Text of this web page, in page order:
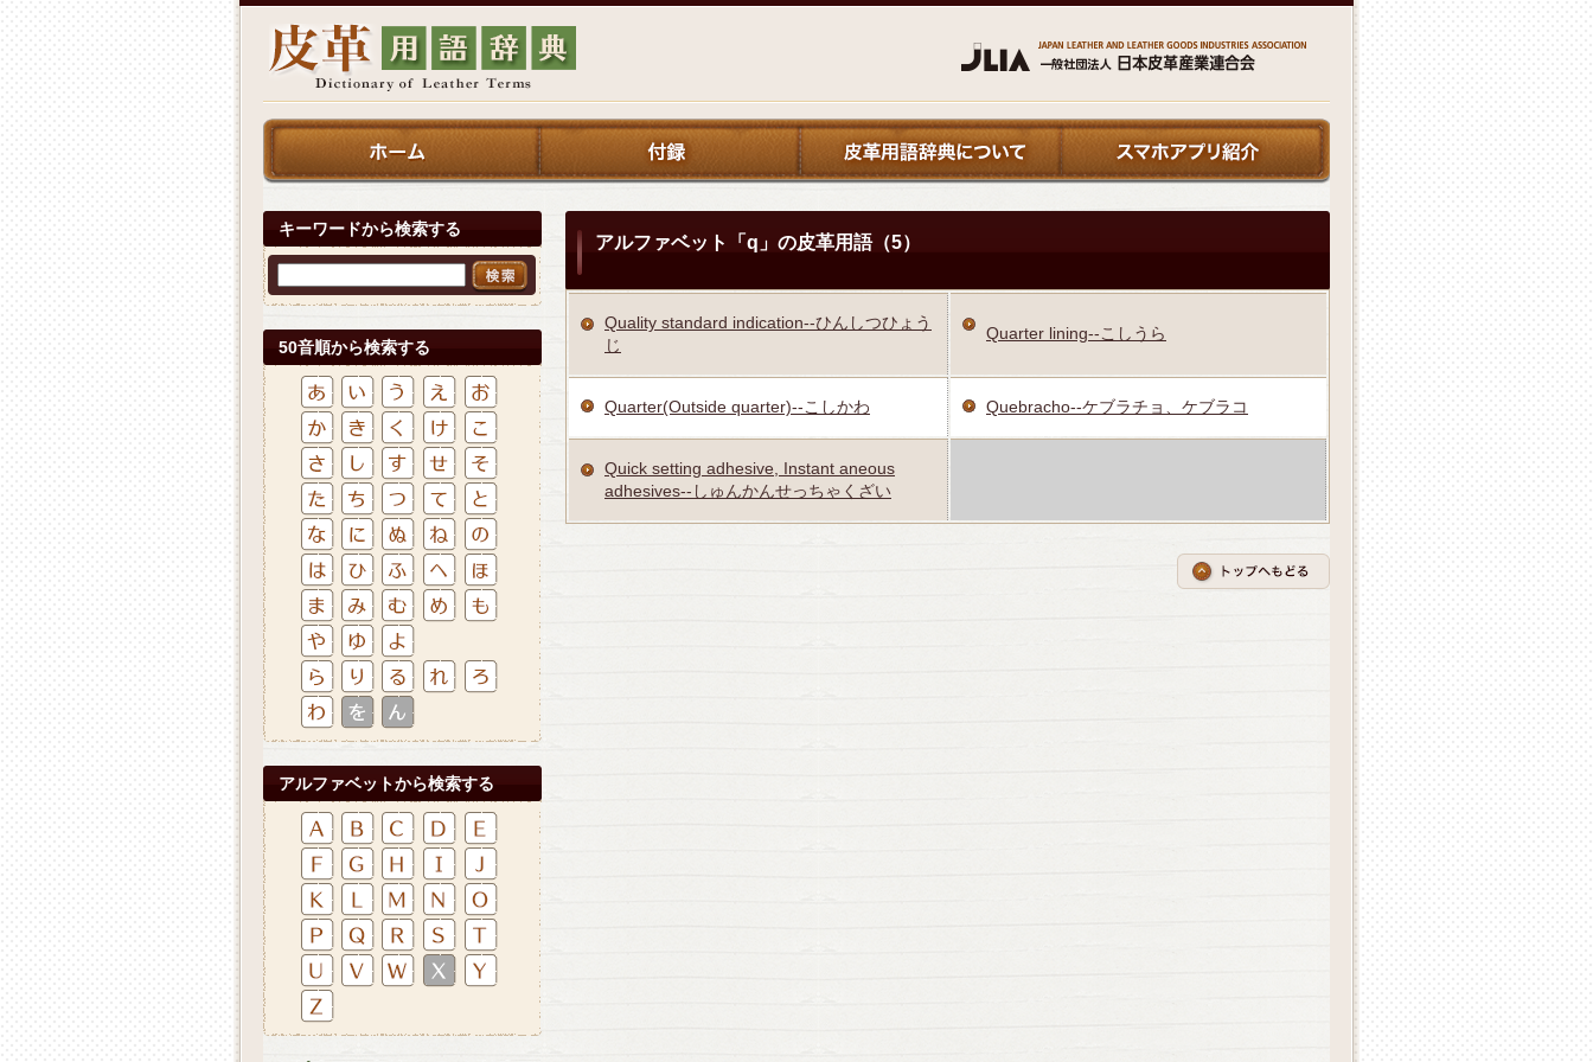
キーワードから検索する
50音順から検索する
アルファベットから検索する
アルファベット「q」の皮革用語（5）
Quality standard indication--ひんしつひょう
じ
Quarter lining--こしうら
Quarter(Outside quarter)--こしかわ Quebracho--ケブラチョ、ケブラコ
Quick setting adhesive, Instant aneous
adhesives--しゅんかんせっちゃくざい